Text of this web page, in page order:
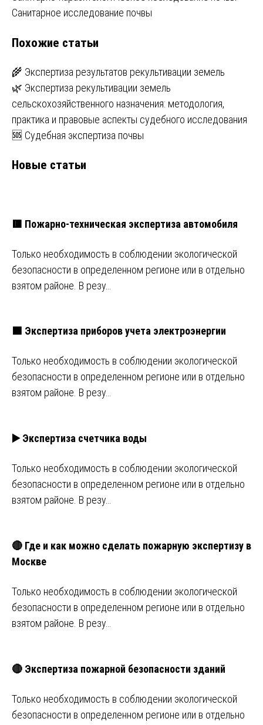
записям
Санитарное исследование почвы
Похожие статьи
🌾 Экспертиза результатов рекультивации земель
🌿 Экспертиза рекультивации земель
сельскохозяйственного назначения: методология,
практика и правовые аспекты судебного исследования
🆘 Судебная экспертиза почвы
Новые статьи
🟥 Пожарно-техническая экспертиза автомобиля
Только необходимость в соблюдении экологической
безопасности в определенном регионе или в отдельно
взятом районе. В резу…
🟩 Экспертиза приборов учета электроэнергии
Только необходимость в соблюдении экологической
безопасности в определенном регионе или в отдельно
взятом районе. В резу…
▶️ Экспертиза счетчика воды
Только необходимость в соблюдении экологической
безопасности в определенном регионе или в отдельно
взятом районе. В резу…
🔴 Где и как можно сделать пожарную экспертизу в
Москве
Только необходимость в соблюдении экологической
безопасности в определенном регионе или в отдельно
взятом районе. В резу…
🔴 Экспертиза пожарной безопасности зданий
Только необходимость в соблюдении экологической
безопасности в определенном регионе или в отдельно